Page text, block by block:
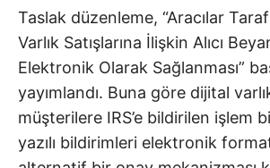
Taslak düzenleme, “Aracılar
Varlık Satışlarına İlişkin Alıcı
Elektronik Olarak Sağlanması”
yayımlandı. Buna göre dijital
müşterilere IRS’e bildirilen işlem
yazılı bildirimleri elektronik